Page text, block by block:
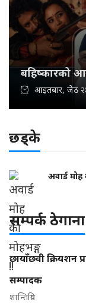
बहिष्कारको
आइतबार, जेठ
छड्के
अवार्ड
सम्पर्क ठेगाना
छायाँछवी क्रियशन
सम्पादक
शान्तिप्रिय